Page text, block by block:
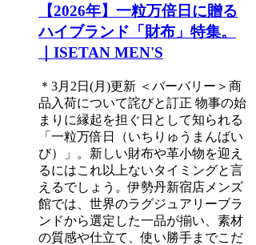
【2026年】一粒万倍日に贈る
ハイブランド「財布」特集。
｜ISETAN MEN'S
＊3月2日(月)更新 ＜バーバリー＞商
品入荷について詫びと訂正 物事の始
まりに縁起を担ぐ日として知られる
「一粒万倍日（いちりゅうまんばい
び）」。新しい財布や革小物を迎え
るにはこれ以上ないタイミングと言
えるでしょう。伊勢丹新宿店メンズ
館では、世界のラグジュアリーブラ
ンドから選定した一品が揃い、素材
の質感や仕立て、使い勝手までこだ